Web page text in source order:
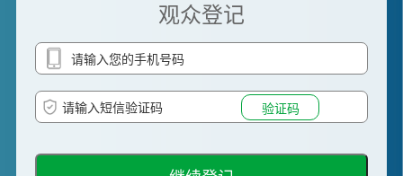
观众登记
验证码